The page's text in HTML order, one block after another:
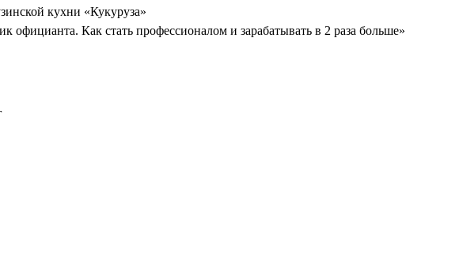
кухни «Кукуруза»
официанта. Как стать профессионалом и зарабатывать в 2 раза больше»